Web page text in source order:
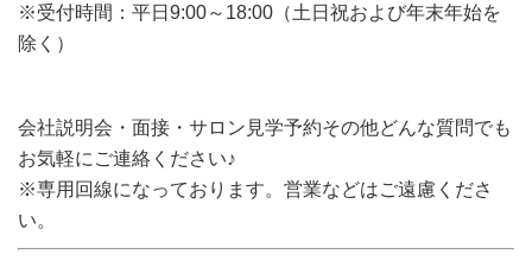
※受付時間：平日9:00～18:00（土日祝および年末年始を
除く）
会社説明会・面接・サロン見学予約その他どんな質問でも
お気軽にご連絡ください♪
※専用回線になっております。営業などはご遠慮くださ
い。